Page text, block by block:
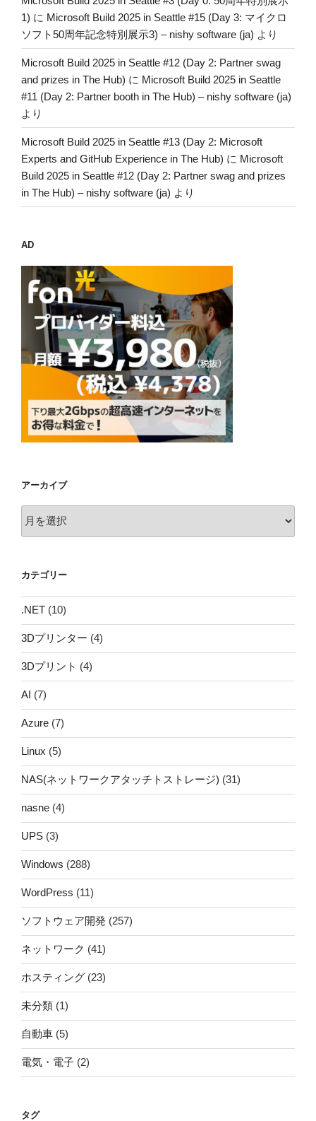
1) に Microsoft Build 2025 in Seattle #15 (Day 3: マイクロ
ソフト50周年記念特別展示3) – nishy software (ja) より
Microsoft Build 2025 in Seattle #12 (Day 2: Partner swag
and prizes in The Hub) に Microsoft Build 2025 in Seattle
#11 (Day 2: Partner booth in The Hub) – nishy software (ja)
より
Microsoft Build 2025 in Seattle #13 (Day 2: Microsoft
Experts and GitHub Experience in The Hub) に Microsoft
Build 2025 in Seattle #12 (Day 2: Partner swag and prizes
in The Hub) – nishy software (ja) より
AD
アーカイブ
ー
ブ
カテゴリー
.NET (10)
3Dプリンター (4)
3Dプリント (4)
AI (7)
Azure (7)
Linux (5)
NAS(ネットワークアタッチトストレージ) (31)
nasne (4)
UPS (3)
Windows (288)
WordPress (11)
ソフトウェア開発 (257)
ネットワーク (41)
ホスティング (23)
未分類 (1)
自動車 (5)
電気・電子 (2)
タグ